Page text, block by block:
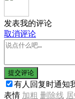
发表我的评论
取消评论
提交评论
有人回复时通知
表情 加粗 删除线